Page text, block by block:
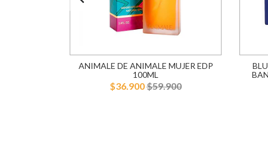
ANIMALE DE ANIMALE MUJER EDP
100ML
$36.900$59.900